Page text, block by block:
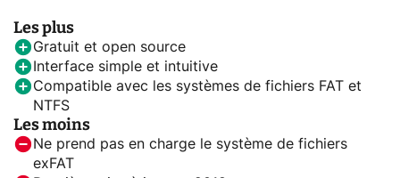
Les plus
Gratuit et open source​
Interface simple et intuitive
Compatible avec les systèmes de fichiers FAT et
NTFS
Les moins
Ne prend pas en charge le système de fichiers
exFAT